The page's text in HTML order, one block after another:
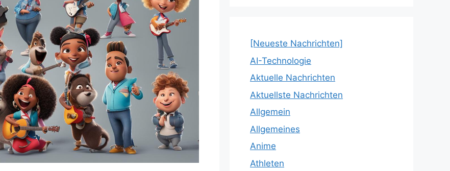
[Neueste Nachrichten]
AI-Technologie
Aktuelle Nachrichten
Aktuellste Nachrichten
Allgemein
Allgemeines
Anime
Athleten